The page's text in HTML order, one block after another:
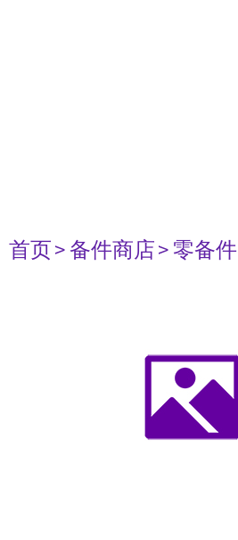
首页> 备件商店> 零备件